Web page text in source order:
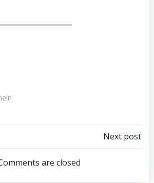
navigation
Next post
are closed